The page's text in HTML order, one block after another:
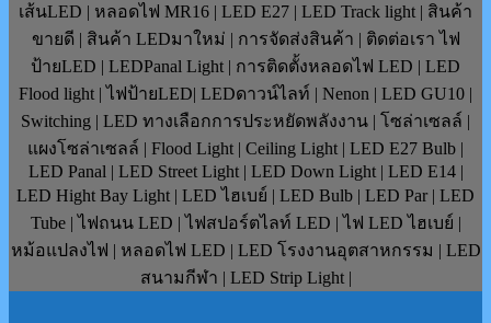
เส้นLED | หลอดไฟ MR16 | LED E27 | LED Track light | สินค้า
ขายดี | สินค้า LEDมาใหม่ | การจัดส่งสินค้า | ติดต่อเรา ไฟ
ป้ายLED | LEDPanal Light | การติดตั้งหลอดไฟ LED | LED
Flood light | ไฟป้ายLED| LEDดาวน์ไลท์ | Nenon | LED GU10 |
Switching | LED ทางเลือกการประหยัดพลังงาน | โซล่าเซลล์ |
แผงโซล่าเซลล์ | Flood Light | Ceiling Light | LED E27 Bulb |
LED Panal | LED Street Light | LED Down Light | LED E14 |
LED Hight Bay Light | LED ไฮเบย์ | LED Bulb | LED Par | LED
Tube | ไฟถนน LED | ไฟสปอร์ตไลท์ LED | ไฟ LED ไฮเบย์ |
หม้อแปลงไฟ | หลอดไฟ LED | LED โรงงานอุตสาหกรรม | LED
สนามกีฬา | LED Strip Light |